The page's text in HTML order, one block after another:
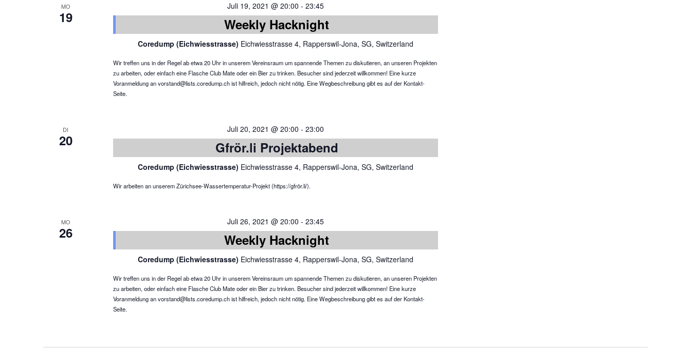
MO
19
Juli 19, 2021 @ 20:00 - 23:45
Weekly Hacknight
Coredump (Eichwiesstrasse) Eichwiesstrasse 4, Rapperswil-Jona, SG, Switzerland
Wir treffen uns in der Regel ab etwa 20 Uhr in unserem Vereinsraum um spannende Themen zu diskutieren, an unseren Projekten
zu arbeiten, oder einfach eine Flasche Club Mate oder ein Bier zu trinken. Besucher sind jederzeit willkommen! Eine kurze
Voranmeldung an vorstand@lists.coredump.ch ist hilfreich, jedoch nicht nötig. Eine Wegbeschreibung gibt es auf der Kontakt-
Seite.
DI
20
Juli 20, 2021 @ 20:00 - 23:00
Gfrör.li Projektabend
Coredump (Eichwiesstrasse) Eichwiesstrasse 4, Rapperswil-Jona, SG, Switzerland
Wir arbeiten an unserem Zürichsee-Wassertemperatur-Projekt (https://gfrör.li/).
MO
26
Juli 26, 2021 @ 20:00 - 23:45
Weekly Hacknight
Coredump (Eichwiesstrasse) Eichwiesstrasse 4, Rapperswil-Jona, SG, Switzerland
Wir treffen uns in der Regel ab etwa 20 Uhr in unserem Vereinsraum um spannende Themen zu diskutieren, an unseren Projekten
zu arbeiten, oder einfach eine Flasche Club Mate oder ein Bier zu trinken. Besucher sind jederzeit willkommen! Eine kurze
Voranmeldung an vorstand@lists.coredump.ch ist hilfreich, jedoch nicht nötig. Eine Wegbeschreibung gibt es auf der Kontakt-
Seite.